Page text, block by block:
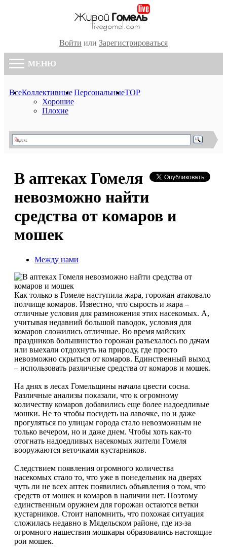
Войти или Зарегистрироваться
МЕНЮ
ВсеКоллективные
Хорошие
Плохие
ПерсональныеTOP
В аптеках Гомеля
невозможно найти
средства от комаров и
мошек
Между нами
Как только в Гомеле наступила жара, горожан атаковало
полчище комаров. Известно, что сырость и жара –
отличные условия для размножения этих насекомых. А,
учитывая недавний большой паводок, условия для
комаров сложились отличные. Во время майских
праздников большинство горожан разъехалось по дачам
или выехали отдохнуть на природу, где просто
невозможно скрыться от комаров. Единственный выход
– использовать различные средства от комаров и мошек.
На днях в лесах Гомельщины начала цвести сосна.
Различные анализы показали, что к огромному
количеству комаров добавились еще более надоедливые
мошки. Не то чтобы посидеть на лавочке, но и даже
прогуляться по улицам города стало невозможным не
только вечером, но и даже днем. Чтобы хоть как-то
отогнать надоедливых насекомых жители Гомеля
вооружаются веточками кустарников.
Следствием появления огромного количества
насекомых стало то, что уже в понедельник на дверях
чуть ли не всех аптек появились объявления о том, что
средств от мошек и комаров в наличии нет. Поэтому
единственным оружием для горожан остаются ветки
кустарников. Стоит напомнить, что похожая ситуация
сложилась недавно в Мядельском районе, где из-за
огромного нашествия мошкары образовались настоящие
рои мошек.